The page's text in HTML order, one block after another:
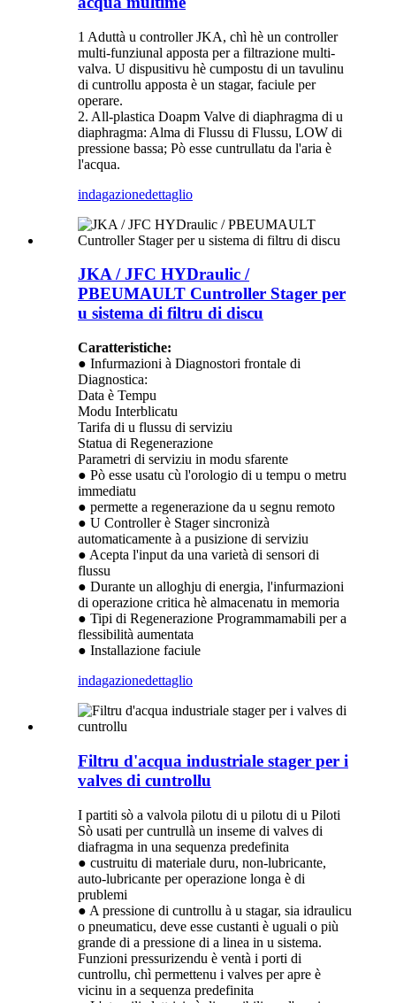
1 Aduttà u controller JKA, chì hè un controller
multi-funziunal apposta per a filtrazione multi-
valva. U dispusitivu hè cumpostu di un tavulinu
di cuntrollu apposta è un stagar, faciule per
operare.
2. All-plastica Doapm Valve di diaphragma di u
diaphragma: Alma di Flussu di Flussu, LOW di
pressione bassa; Pò esse cuntrullatu da l'aria è
l'acqua.
indagazionedettaglio
JKA / JFC HYDraulic /
PBEUMAULT Cuntroller Stager per
u sistema di filtru di discu
Caratteristiche:
● Infurmazioni à Diagnostori frontale di
Diagnostica:
Data è Tempu
Modu Interblicatu
Tarifa di u flussu di serviziu
Statua di Regenerazione
Parametri di serviziu in modu sfarente
● Pò esse usatu cù l'orologio di u tempu o metru
immediatu
● permette a regenerazione da u segnu remoto
● U Controller è Stager sincronizà
automaticamente à a pusizione di serviziu
● Acepta l'input da una varietà di sensori di
flussu
● Durante un alloghju di energia, l'infurmazioni
di operazione critica hè almacenatu in memoria
● Tipi di Regenerazione Programmamabili per a
flessibilità aumentata
● Installazione faciule
indagazionedettaglio
Filtru d'acqua industriale stager per i
valves di cuntrollu
I partiti sò a valvola pilotu di u pilotu di u Piloti
Sò usati per cuntrullà un inseme di valves di
diafragma in una sequenza predefinita
● custruitu di materiale duru, non-lubricante,
auto-lubricante per operazione longa è di
prublemi
● A pressione di cuntrollu à u stagar, sia idraulicu
o pneumaticu, deve esse custanti è uguali o più
grande di a pressione di a linea in u sistema.
Funzioni pressurizendu è ventà i porti di
cuntrollu, chì permettenu i valves per apre è
vicinu in a sequenza predefinita